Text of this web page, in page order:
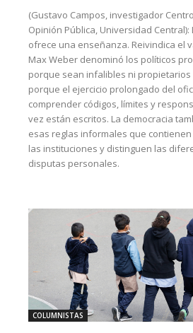
(Gustavo Campos, investigador
Opinión Pública, Universidad
ofrece una enseñanza. Reivindica el
Max Weber denominó los políticos
porque sean infalibles ni propietarios
porque el ejercicio prolongado del
comprender códigos, límites y
vez están escritos. La democracia
esas reglas informales que
las instituciones y distinguen las
disputas personales.
COLUMNISTAS